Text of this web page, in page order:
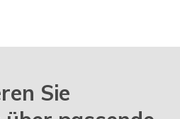
Sie